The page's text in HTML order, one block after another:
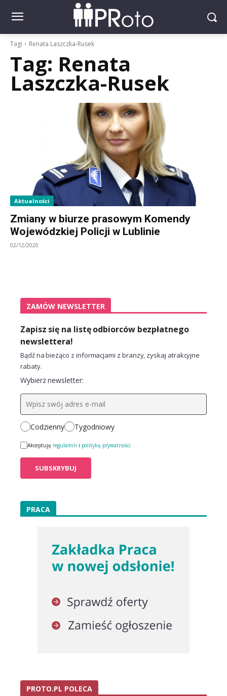
Tagi Renata Laszczka-Rusek
Tag: Renata
Laszczka-Rusek
Aktualności
Zmiany w biurze prasowym Komendy
Wojewódzkiej Policji w Lublinie
02/12/2020
ZAMÓW NEWSLETTER
Zapisz się na listę odbiorców bezpłatnego
newslettera!
Bądź na bieżąco z informacjami z branży, zyskaj atrakcyjne
rabaty.
Wybierz newsletter:
Codzienny Tygodniowy
Akceptuję regulamin i politykę prywatności
PRACA
PROTO.PL POLECA